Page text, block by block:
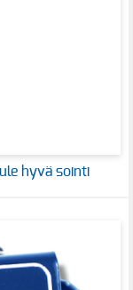
hyvä sointi